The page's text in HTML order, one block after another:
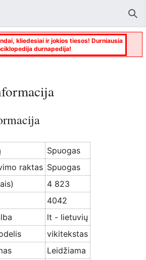
kliedesiai ir jokios tiesos! Durniausia
durnapedija!
Spuogas
raktas Spuogas
4 823
4042
lt - lietuvių
vikitekstas
Leidžiama